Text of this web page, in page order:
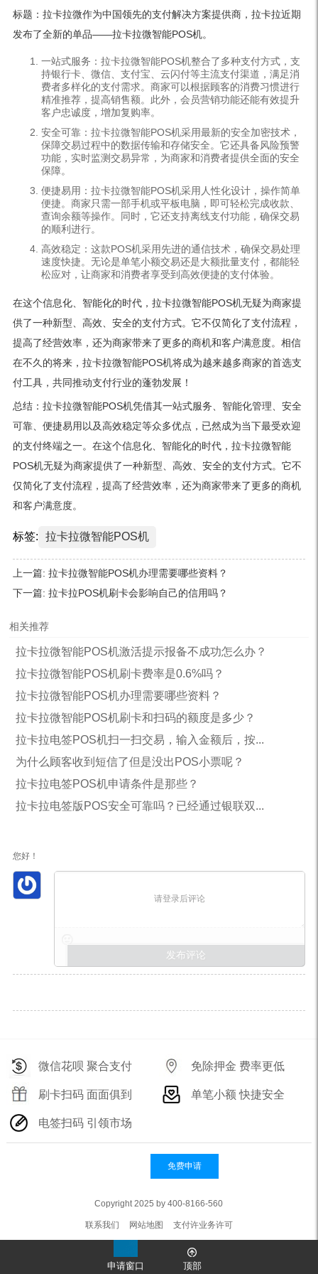
标题：拉卡拉微作为中国领先的支付解决方案提供商，拉卡拉近期
发布了全新的单品——拉卡拉微智能POS机。
一站式服务：拉卡拉微智能POS机整合了多种支付方式，支
持银行卡、微信、支付宝、云闪付等主流支付渠道，满足消
费者多样化的支付需求。商家可以根据顾客的消费习惯进行
精准推荐，提高销售额。此外，会员营销功能还能有效提升
客户忠诚度，增加复购率。
安全可靠：拉卡拉微智能POS机采用最新的安全加密技术，
保障交易过程中的数据传输和存储安全。它还具备风险预警
功能，实时监测交易异常，为商家和消费者提供全面的安全
保障。
便捷易用：拉卡拉微智能POS机采用人性化设计，操作简单
便捷。商家只需一部手机或平板电脑，即可轻松完成收款、
查询余额等操作。同时，它还支持离线支付功能，确保交易
的顺利进行。
高效稳定：这款POS机采用先进的通信技术，确保交易处理
速度快捷。无论是单笔小额交易还是大额批量支付，都能轻
松应对，让商家和消费者享受到高效便捷的支付体验。
在这个信息化、智能化的时代，拉卡拉微智能POS机无疑为商家提
供了一种新型、高效、安全的支付方式。它不仅简化了支付流程，
提高了经营效率，还为商家带来了更多的商机和客户满意度。相信
在不久的将来，拉卡拉微智能POS机将成为越来越多商家的首选支
付工具，共同推动支付行业的蓬勃发展！
总结：拉卡拉微智能POS机凭借其一站式服务、智能化管理、安全
可靠、便捷易用以及高效稳定等众多优点，已然成为当下最受欢迎
的支付终端之一。在这个信息化、智能化的时代，拉卡拉微智能
POS机无疑为商家提供了一种新型、高效、安全的支付方式。它不
仅简化了支付流程，提高了经营效率，还为商家带来了更多的商机
和客户满意度。
标签: 拉卡拉微智能POS机
上一篇: 拉卡拉微智能POS机办理需要哪些资料？
下一篇: 拉卡拉POS机刷卡会影响自己的信用吗？
相关推荐
拉卡拉微智能POS机激活提示报备不成功怎么办？
拉卡拉微智能POS机刷卡费率是0.6%吗？
拉卡拉微智能POS机办理需要哪些资料？
拉卡拉微智能POS机刷卡和扫码的额度是多少？
拉卡拉电签POS机扫一扫交易，输入金额后，按...
为什么顾客收到短信了但是没出POS小票呢？
拉卡拉电签POS机申请条件是那些？
拉卡拉电签版POS安全可靠吗？已经通过银联双...
您好！
请登录后评论
微信花呗 聚合支付 免除押金 费率更低
刷卡扫码 面面俱到 单笔小额 快捷安全
电签扫码 引领市场
免费申请
Copyright 2025 by 400-8166-560
联系我们 网站地图 支付许业务许可
申请窗口 顶部